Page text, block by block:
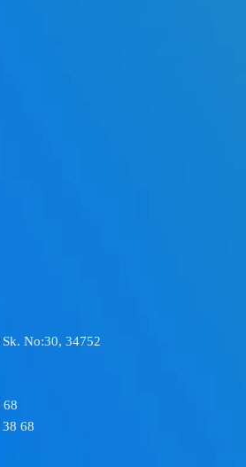
No:30, 34752
68
68